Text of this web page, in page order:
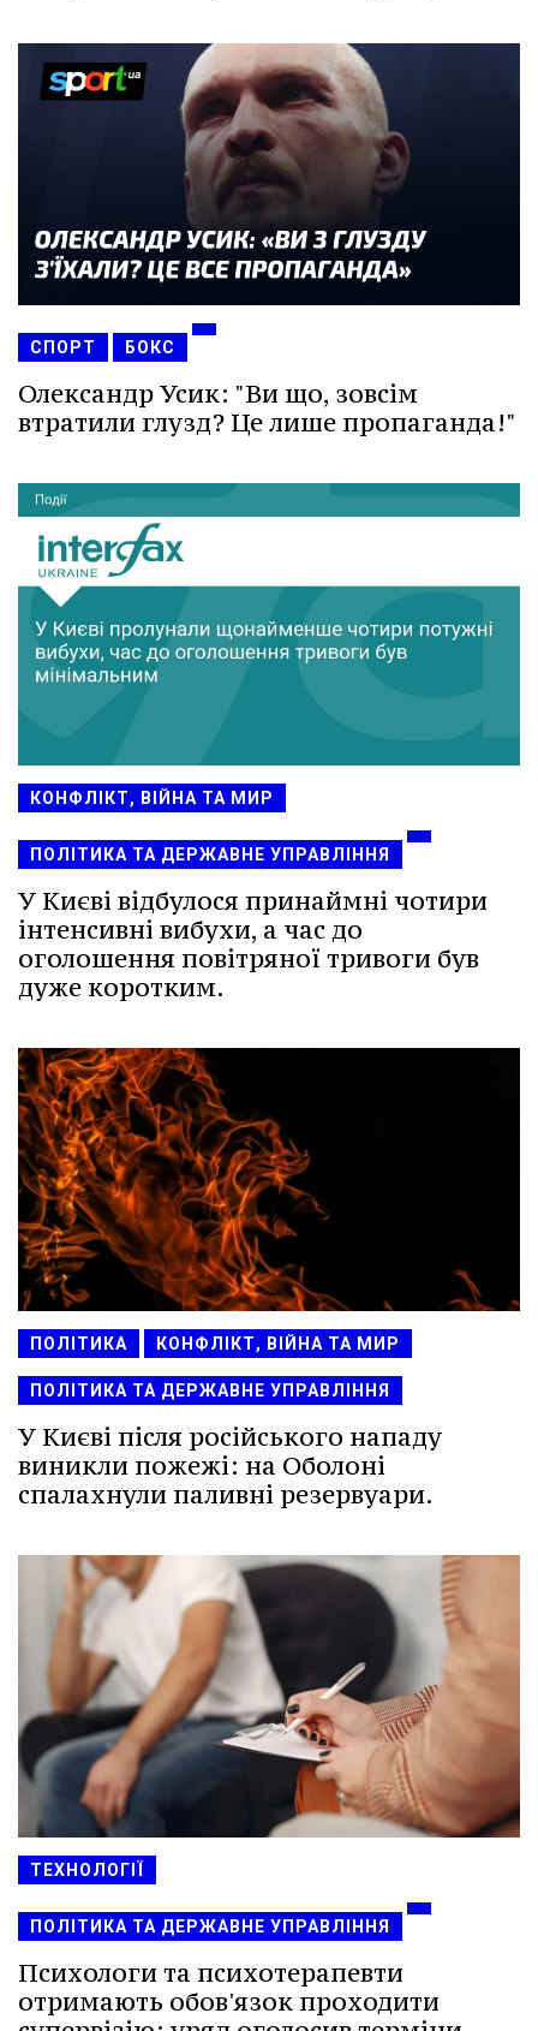
СПОРТ БОКС
Олександр Усик: "Ви що, зовсім
втратили глузд? Це лише пропаганда!"
КОНФЛІКТ, ВІЙНА ТА МИР
ПОЛІТИКА ТА ДЕРЖАВНЕ УПРАВЛІННЯ
У Києві відбулося принаймні чотири
інтенсивні вибухи, а час до
оголошення повітряної тривоги був
дуже коротким.
ПОЛІТИКА КОНФЛІКТ, ВІЙНА ТА МИР
ПОЛІТИКА ТА ДЕРЖАВНЕ УПРАВЛІННЯ
У Києві після російського нападу
виникли пожежі: на Оболоні
спалахнули паливні резервуари.
ТЕХНОЛОГІЇ
ПОЛІТИКА ТА ДЕРЖАВНЕ УПРАВЛІННЯ
Психологи та психотерапевти
отримають обов'язок проходити